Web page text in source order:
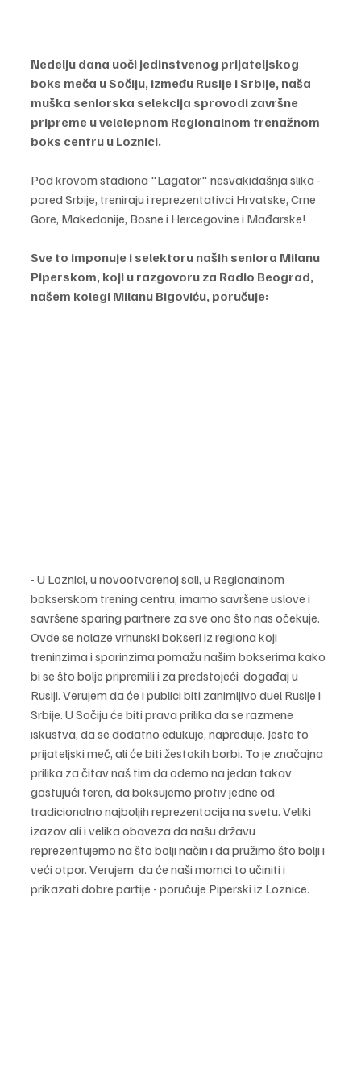
Nedelju dana uoči jedinstvenog prijateljskog
boks meča u Sočiju, između Rusije i Srbije, naša
muška seniorska selekcija sprovodi završne
pripreme u velelepnom Regionalnom trenažnom
boks centru u Loznici.
Pod krovom stadiona "Lagator" nesvakidašnja slika -
pored Srbije, treniraju i reprezentativci Hrvatske, Crne
Gore, Makedonije, Bosne i Hercegovine i Mađarske!
Sve to imponuje i selektoru naših seniora Milanu
Piperskom, koji u razgovoru za Radio Beograd,
našem kolegi Milanu Bigoviću, poručuje:
- U Loznici, u novootvorenoj sali, u Regionalnom
bokserskom trening centru, imamo savršene uslove i
savršene sparing partnere za sve ono što nas očekuje.
Ovde se nalaze vrhunski bokseri iz regiona koji
treninzima i sparinzima pomažu našim bokserima kako
bi se što bolje pripremili i za predstojeći  događaj u
Rusiji. Verujem da će i publici biti zanimljivo duel Rusije i
Srbije. U Sočiju će biti prava prilika da se razmene
iskustva, da se dodatno edukuje, napreduje. Jeste to
prijateljski meč, ali će biti žestokih borbi. To je značajna
prilika za čitav naš tim da odemo na jedan takav
gostujući teren, da boksujemo protiv jedne od
tradicionalno najboljih reprezentacija na svetu. Veliki
izazov ali i velika obaveza da našu državu
reprezentujemo na što bolji način i da pružimo što bolji i
veći otpor. Verujem  da će naši momci to učiniti i
prikazati dobre partije - poručuje Piperski iz Loznice.